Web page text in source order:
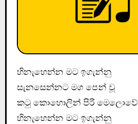
හිනැහෙන්න මට ඉගැන්නු
සැනසෙන්නට මග පෙන් වූ
කටු කොහොලින් පිරි මෙලොවේ
හිනැහෙන්න මට ඉගැන්නු